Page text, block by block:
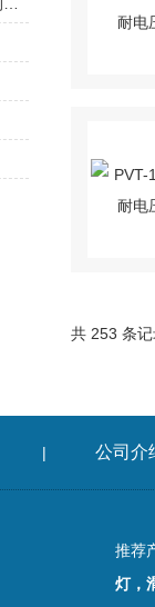
共 253 条
| 公司介
推荐
灯，